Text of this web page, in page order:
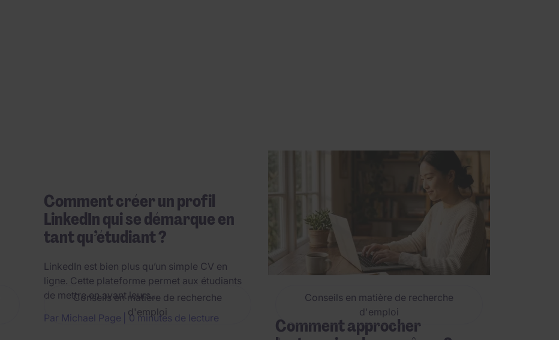
Conseils en matière de recherche
d'emploi
Comment créer un profil
LinkedIn qui se démarque en
tant qu’étudiant ?
LinkedIn est bien plus qu’un simple CV en
ligne. Cette plateforme permet aux étudiants
de mettre en avant leurs…
Par Michael Page
0 minutes de lecture
Conseils en matière de recherche
d'emploi
Comment approcher